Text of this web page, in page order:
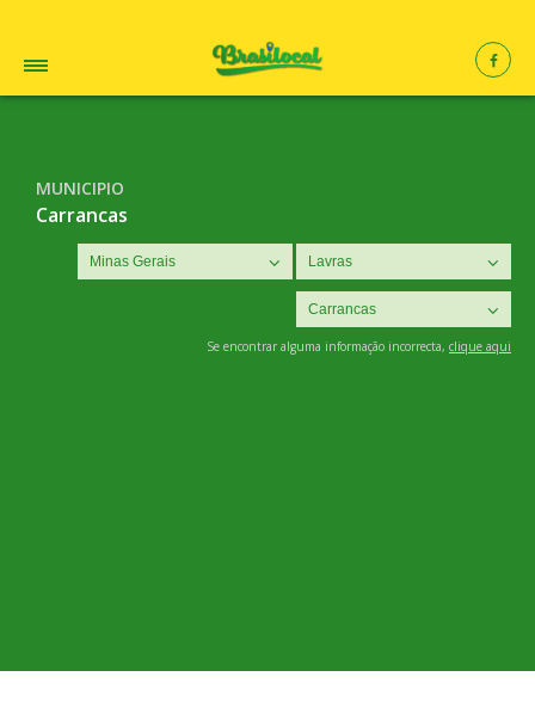
MUNICIPIO
Carrancas
Se encontrar alguma informação incorrecta, clique aqui